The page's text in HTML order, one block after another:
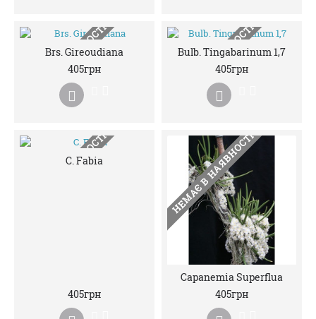
НЕМАЄ В НАЯВНОСТІ
Brs. Gireoudiana
405грн
НЕМАЄ В НАЯВНОСТІ
Bulb. Tingabarinum 1,7
405грн
НЕМАЄ В НАЯВНОСТІ
C. Fabia
405грн
НЕМАЄ В НАЯВНОСТІ
Capanemia Superflua
405грн